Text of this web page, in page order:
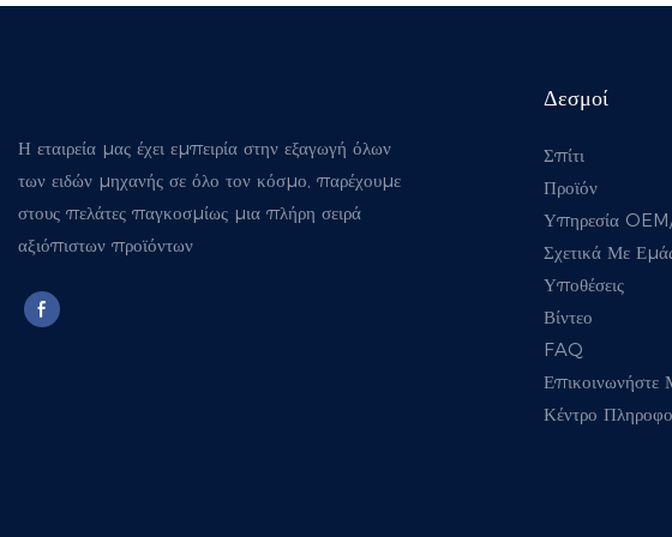
Η εταιρεία μας έχει εμπειρία στην εξαγωγή όλων
των ειδών μηχανής σε όλο τον κόσμο, παρέχουμε
στους πελάτες παγκοσμίως μια πλήρη σειρά
αξιόπιστων προϊόντων
Δεσμοί
Σπίτι
Προϊόν
Υπηρεσία
Σχετικά Με
Υποθέσεις
Βίντεο
FAQ
Επικοινωνήστε
Κέντρο